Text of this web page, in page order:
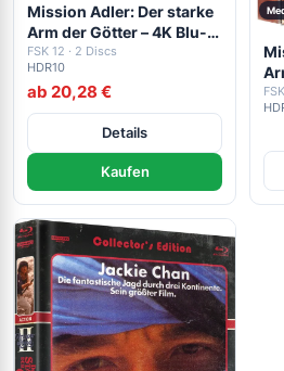
Mission Adler: Der starke
Arm der Götter – 4K Blu-
ray (UHD + Blu-ray Disc)
FSK 12 · 2 Discs
HDR10
ab 20,28 €
Details
Kaufen
–